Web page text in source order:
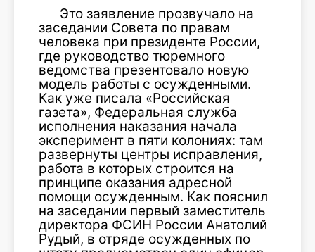
Это заявление прозвучало на
заседании Совета по правам
человека при президенте России,
где руководство тюремного
ведомства презентовало новую
модель работы с осужденными.
Как уже писала «Российская
газета», Федеральная служба
исполнения наказания начала
эксперимент в пяти колониях: там
развернуты центры исправления,
работа в которых строится на
принципе оказания адресной
помощи осужденным. Как пояснил
на заседании первый заместитель
директора ФСИН России Анатолий
Рудый, в отряде осужденных по